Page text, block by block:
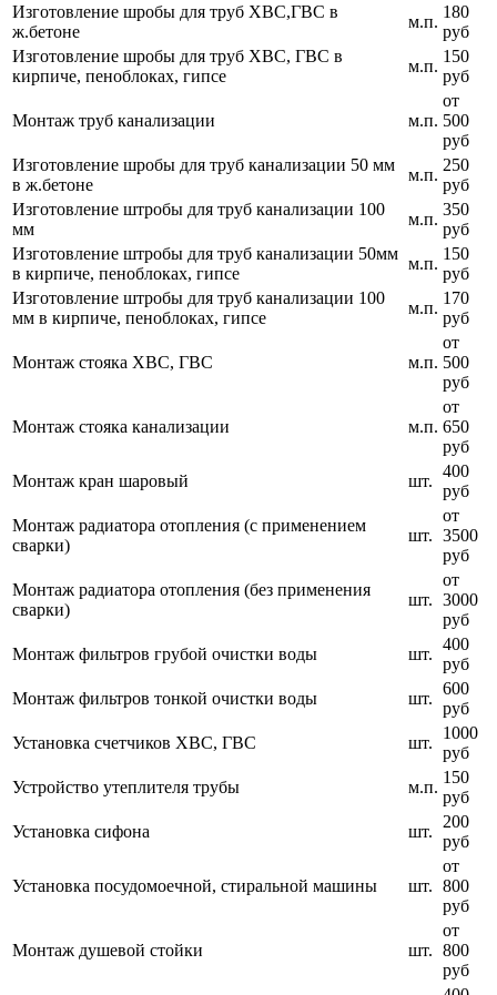
Изготовление шробы для труб ХВС,ГВС в
ж.бетоне
м.п.
180
руб
Изготовление шробы для труб ХВС, ГВС в
кирпиче, пеноблоках, гипсе
м.п.
150
руб
Монтаж труб канализации м.п.
от
500
руб
Изготовление шробы для труб канализации 50 мм
в ж.бетоне
м.п.
250
руб
Изготовление штробы для труб канализации 100
мм
м.п.
350
руб
Изготовление штробы для труб канализации 50мм
в кирпиче, пеноблоках, гипсе
м.п.
150
руб
Изготовление штробы для труб канализации 100
мм в кирпиче, пеноблоках, гипсе
м.п.
170
руб
Монтаж стояка ХВС, ГВС м.п.
от
500
руб
Монтаж стояка канализации м.п.
от
650
руб
Монтаж кран шаровый
шт.
400
руб
Монтаж радиатора отопления (с применением
сварки)
шт.
от
3500
руб
Монтаж радиатора отопления (без применения
сварки)
шт.
от
3000
руб
Монтаж фильтров грубой очистки воды
шт.
400
руб
Монтаж фильтров тонкой очистки воды
шт.
600
руб
Установка счетчиков ХВС, ГВС
шт.
1000
руб
Устройство утеплителя трубы
м.п.
150
руб
Установка сифона
шт.
200
руб
Установка посудомоечной, стиральной машины шт.
от
800
руб
Монтаж душевой стойки шт.
от
800
руб